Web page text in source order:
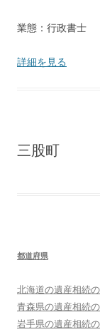
業態：行政書士
詳細を見る
三股町
都道府県
北海道の遺産相続
青森県の遺産相続
岩手県の遺産相続